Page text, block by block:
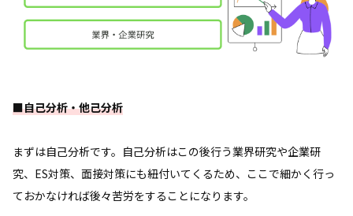
■自己分析・他己分析
まずは自己分析です。自己分析はこの後行う業界研究や企業研
究、ES対策、面接対策にも紐付いてくるため、ここで細かく行っ
ておかなければ後々苦労をすることになります。